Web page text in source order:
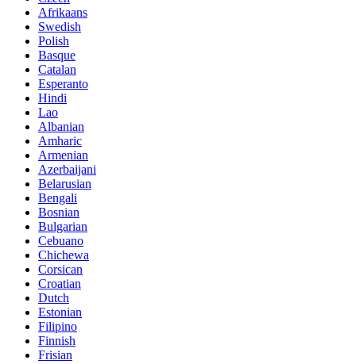
Afrikaans
Swedish
Polish
Basque
Catalan
Esperanto
Hindi
Lao
Albanian
Amharic
Armenian
Azerbaijani
Belarusian
Bengali
Bosnian
Bulgarian
Cebuano
Chichewa
Corsican
Croatian
Dutch
Estonian
Filipino
Finnish
Frisian